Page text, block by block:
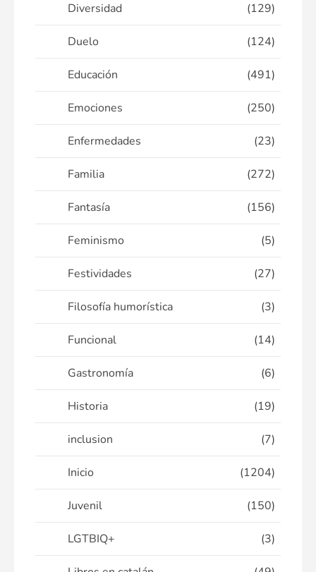
Diversidad (129)
Duelo (124)
Educación (491)
Emociones (250)
Enfermedades (23)
Familia (272)
Fantasía (156)
Feminismo (5)
Festividades (27)
Filosofía humorística (3)
Funcional (14)
Gastronomía (6)
Historia (19)
inclusion (7)
Inicio (1204)
Juvenil (150)
LGTBIQ+ (3)